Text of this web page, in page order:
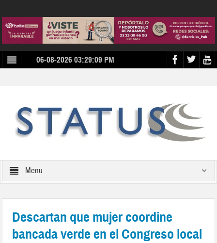
06-08-2026 03:29:09 PM
Menu
Descartan que mujer coordine
bancada verde en el Congreso local